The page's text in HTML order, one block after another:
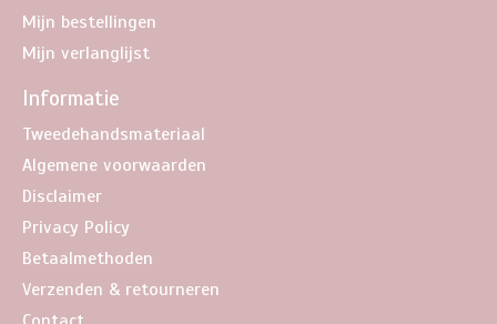
Mijn bestellingen
Mijn verlanglijst
Informatie
Tweedehandsmateriaal
Algemene voorwaarden
Disclaimer
Privacy Policy
Betaalmethoden
Verzenden & retourneren